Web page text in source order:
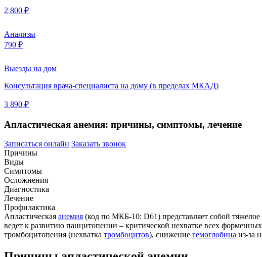
2 800 ₽
Анализы
790 ₽
Выезды на дом
Консультация врача-специалиста на дому (в пределах МКАД)
3 890 ₽
Апластическая анемия: причины, симптомы, лечение
Записаться онлайн Заказать звонок
Причины
Виды
Симптомы
Осложнения
Диагностика
Лечение
Профилактика
Апластическая анемия (код по МКБ-10: D61) представляет собой
ведет к развитию панцитопении – критической нехватке всех
тромбоцитопения (нехватка тромбоцитов), снижение гемоглобина из-за